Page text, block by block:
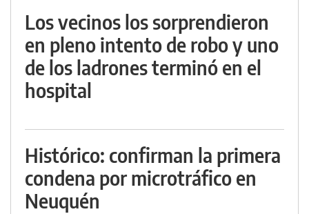
Los vecinos los sorprendieron
en pleno intento de robo y uno
de los ladrones terminó en el
hospital
Histórico: confirman la primera
condena por microtráfico en
Neuquén